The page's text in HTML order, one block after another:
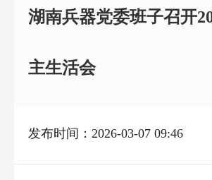
湖南兵器党委班子召开
主生活会
发布时间：2026-03-07 09:46